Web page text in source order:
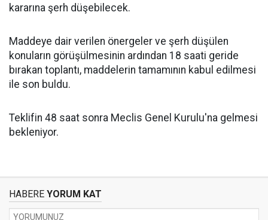
kararına şerh düşebilecek.
Maddeye dair verilen önergeler ve şerh düşülen
konuların görüşülmesinin ardından 18 saati geride
bırakan toplantı, maddelerin tamamının kabul edilmesi
ile son buldu.
Teklifin 48 saat sonra Meclis Genel Kurulu'na gelmesi
bekleniyor.
HABERE YORUM KAT